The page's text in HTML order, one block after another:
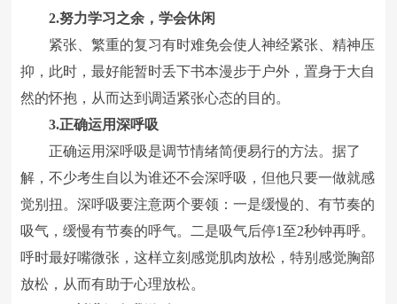
2.努力学习之余，学会休闲
紧张、繁重的复习有时难免会使人神经紧张、精神压
抑，此时，最好能暂时丢下书本漫步于户外，置身于大自
然的怀抱，从而达到调适紧张心态的目的。
3.正确运用深呼吸
正确运用深呼吸是调节情绪简便易行的方法。据了
解，不少考生自以为谁还不会深呼吸，但他只要一做就感
觉别扭。深呼吸要注意两个要领：一是缓慢的、有节奏的
吸气，缓慢有节奏的呼气。二是吸气后停1至2秒钟再呼。
呼时最好嘴微张，这样立刻感觉肌肉放松，特别感觉胸部
放松，从而有助于心理放松。